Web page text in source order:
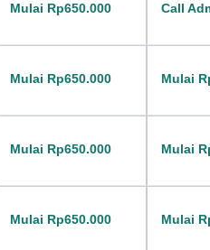
Mulai Rp650.000 Call
Mulai Rp650.000 Mulai
Mulai Rp650.000 Mulai
Mulai Rp650.000 Mulai